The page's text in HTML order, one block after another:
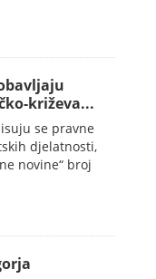
križeva...
se pravne
djelatnosti,
novine“ broj